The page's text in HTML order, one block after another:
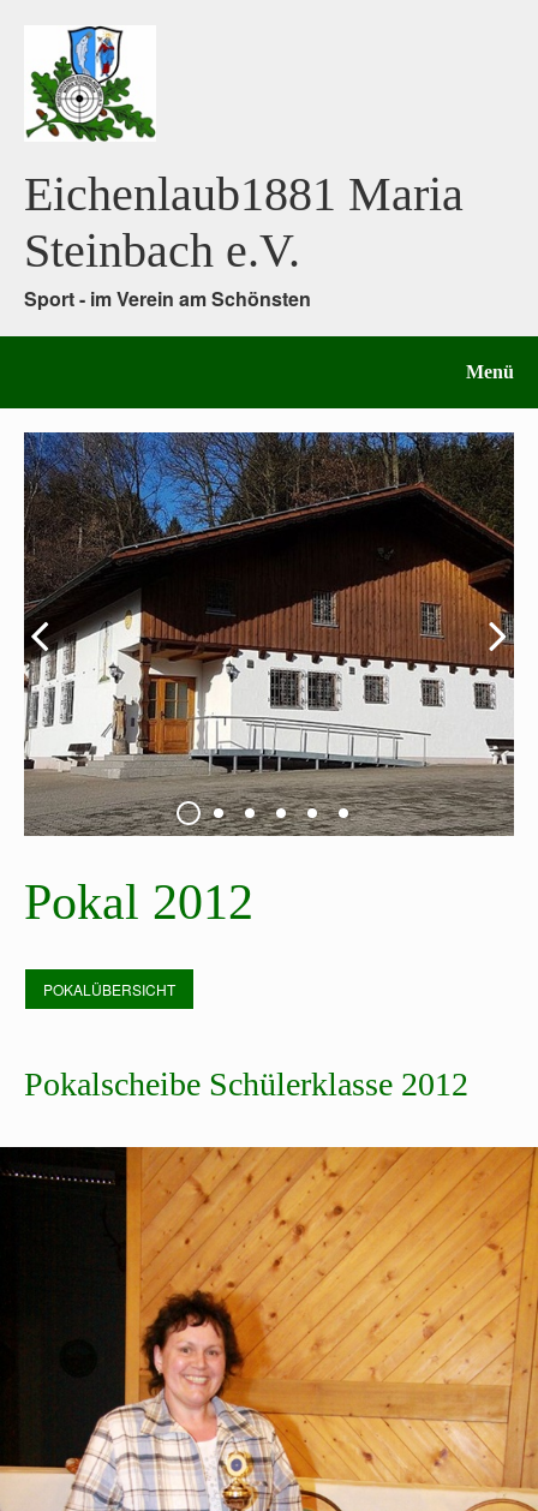
Eichenlaub1881 Maria
Steinbach e.V.
Sport - im Verein am Schönsten
Menü
Pokal 2012
POKALÜBERSICHT
Pokalscheibe Schülerklasse 2012